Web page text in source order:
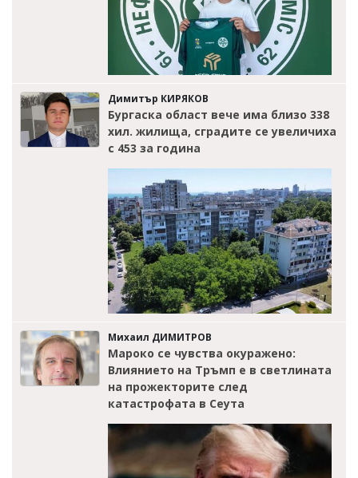
Димитър КИРЯКОВ
Бургаска област вече има близо 338
хил. жилища, сградите се увеличиха
с 453 за година
Михаил ДИМИТРОВ
Мароко се чувства окуражено:
Влиянието на Тръмп е в светлината
на прожекторите след
катастрофата в Сеута